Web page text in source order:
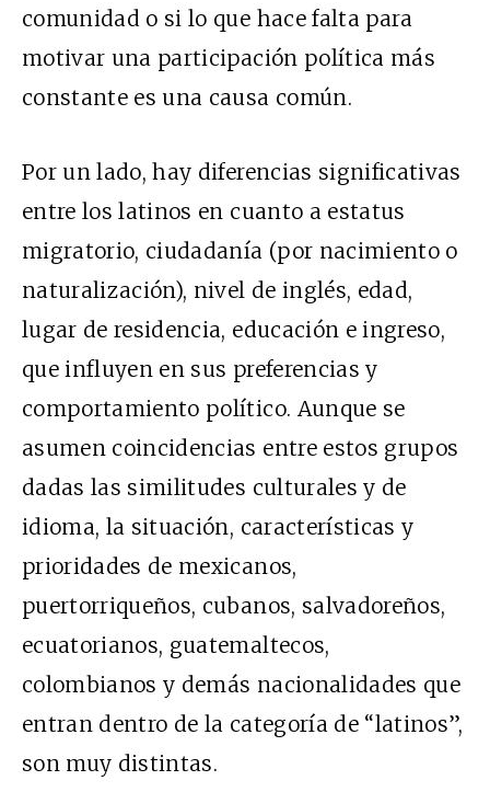
comunidad o si lo que hace falta para
motivar una participación política más
constante es una causa común.
Por un lado, hay diferencias significativas
entre los latinos en cuanto a estatus
migratorio, ciudadanía (por nacimiento o
naturalización), nivel de inglés, edad,
lugar de residencia, educación e ingreso,
que influyen en sus preferencias y
comportamiento político. Aunque se
asumen coincidencias entre estos grupos
dadas las similitudes culturales y de
idioma, la situación, características y
prioridades de mexicanos,
puertorriqueños, cubanos, salvadoreños,
ecuatorianos, guatemaltecos,
colombianos y demás nacionalidades que
entran dentro de la categoría de “latinos”,
son muy distintas.